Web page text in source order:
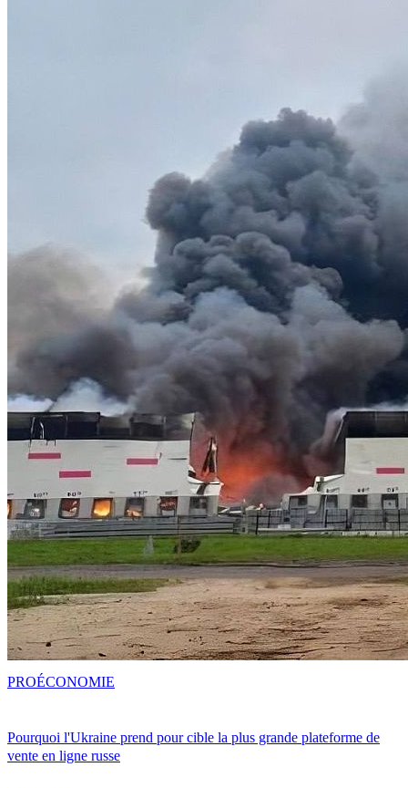
Pourquoi l'Ukraine prend pour cible la plus grande plateforme de
vente en ligne russe
PROÉCONOMIE